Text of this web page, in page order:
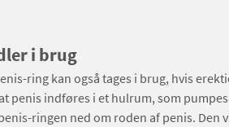
i brug
ring kan også tages i brug, hvis
penis indføres i et hulrum, som
ringen ned om roden af penis. Den